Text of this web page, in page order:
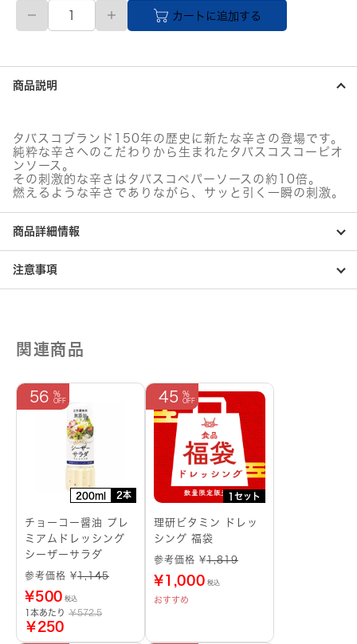
日
珈
貿
易
タ
コ
ス
コ
ー
ピ
ソ
ー
ス
個
カートに追加する
商品説明
タバスコブランド150年の歴史に新たな辛さの登場です。
純粋な辛さへのこだわりから生まれたタバスコスコーピオ
ンソース。
その刺激的な辛さはタバスコペパーソースの約10倍。
燃えるような辛さでありながら、サッと引く一瞬の刺激。
商品詳細情報
注意事項
関連商品
200ml 2本
56
チョーコー醤油 プレ
ミアムドレッシング
シーザーサラダ
参考価格 ¥1,145
¥500 税込
1本あたり ￥572.5
￥250
1セット
45
理研ビタミン ドレッ
シング 福袋
参考価格 ¥1,819
¥1,000 税込
おすすめ